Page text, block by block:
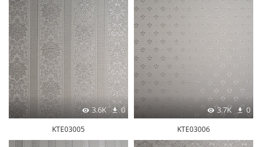
3.6K 0
KTE03005
3.7K 0
KTE03006